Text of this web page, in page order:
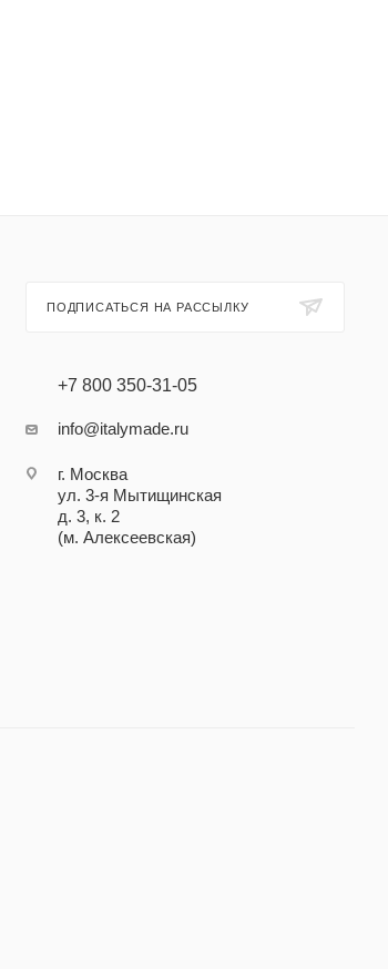
ПОДПИСАТЬСЯ НА РАССЫЛКУ
+7 800 350-31-05
info@italymade.ru
г. Москва
ул. 3-я Мытищинская
д. 3, к. 2
(м. Алексеевская)